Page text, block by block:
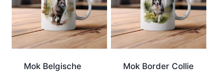
Mok Belgische
Mok Border Collie